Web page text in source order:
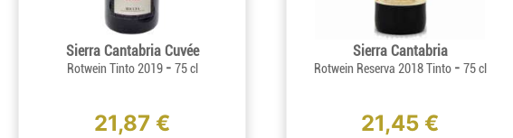
Sierra Cantabria Cuvée
Rotwein Tinto 2019 - 75 cl
21,87 €
Sierra Cantabria
Rotwein Reserva 2018 Tinto - 75 cl
21,45 €